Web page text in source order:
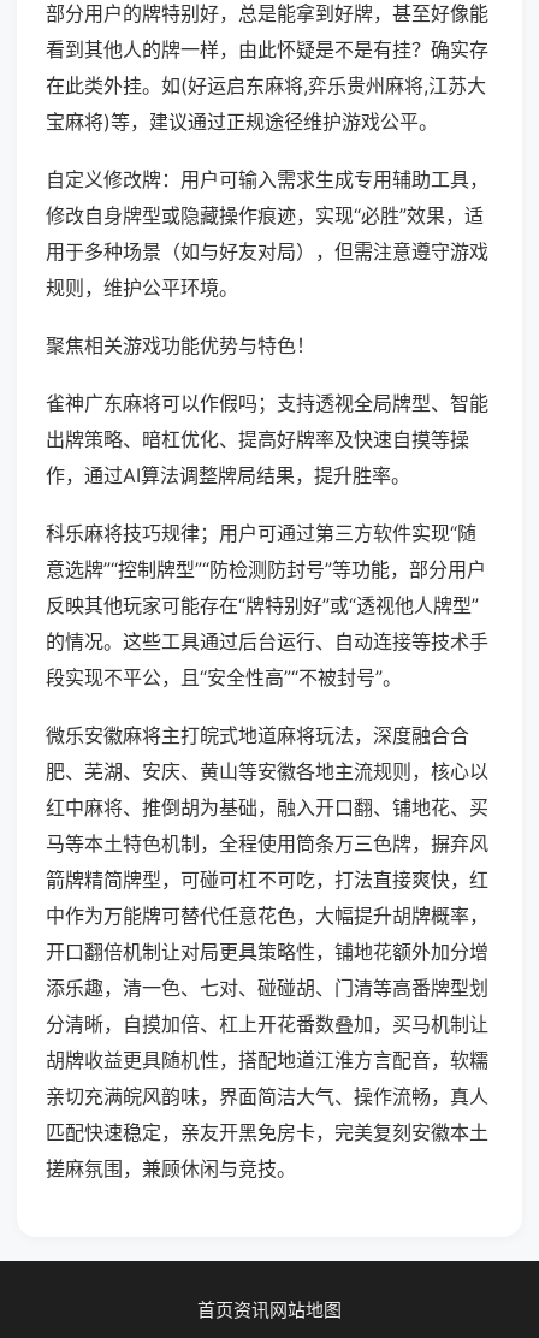
部分用户的牌特别好，总是能拿到好牌，甚至好像能
看到其他人的牌一样，由此怀疑是不是有挂？确实存
在此类外挂。如(好运启东麻将,弈乐贵州麻将,江苏大
宝麻将)等，建议通过正规途径维护游戏公平。
自定义修改牌：用户可输入需求生成专用辅助工具，
修改自身牌型或隐藏操作痕迹，实现“必胜”效果，适
用于多种场景（如与好友对局），但需注意遵守游戏
规则，维护公平环境。
聚焦相关游戏功能优势与特色！
雀神广东麻将可以作假吗；支持透视全局牌型、智能
出牌策略、暗杠优化、提高好牌率及快速自摸等操
作，通过AI算法调整牌局结果，提升胜率。
科乐麻将技巧规律；用户可通过第三方软件实现“随
意选牌”“控制牌型”“防检测防封号”等功能，部分用户
反映其他玩家可能存在“牌特别好”或“透视他人牌型”
的情况。这些工具通过后台运行、自动连接等技术手
段实现不平公，且“安全性高”“不被封号”。
微乐安徽麻将主打皖式地道麻将玩法，深度融合合
肥、芜湖、安庆、黄山等安徽各地主流规则，核心以
红中麻将、推倒胡为基础，融入开口翻、铺地花、买
马等本土特色机制，全程使用筒条万三色牌，摒弃风
箭牌精简牌型，可碰可杠不可吃，打法直接爽快，红
中作为万能牌可替代任意花色，大幅提升胡牌概率，
开口翻倍机制让对局更具策略性，铺地花额外加分增
添乐趣，清一色、七对、碰碰胡、门清等高番牌型划
分清晰，自摸加倍、杠上开花番数叠加，买马机制让
胡牌收益更具随机性，搭配地道江淮方言配音，软糯
亲切充满皖风韵味，界面简洁大气、操作流畅，真人
匹配快速稳定，亲友开黑免房卡，完美复刻安徽本土
搓麻氛围，兼顾休闲与竞技。
首页资讯网站地图